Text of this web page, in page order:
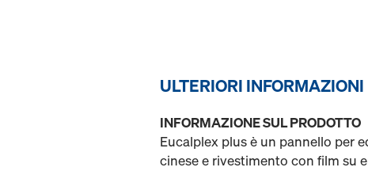
ULTERIORI INFORMAZIONI
INFORMAZIONE SUL PRODOTTO
Eucalplex plus è un pannello per
cinese e rivestimento con film su